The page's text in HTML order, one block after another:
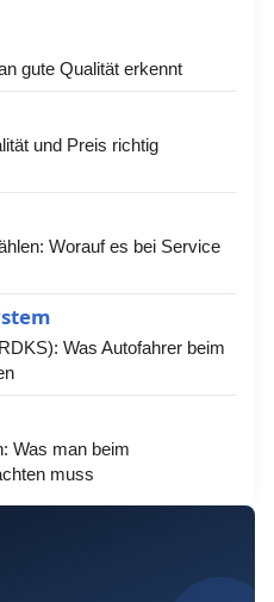
gute Qualität erkennt
und Preis richtig
Worauf es bei Service
Was Autofahrer beim
Was man beim
muss